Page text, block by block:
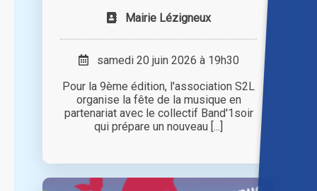
Mairie Lézigneux
samedi 20 juin 2026 à 19h30
Pour la 9ème édition, l'association S2L
organise la fête de la musique en
partenariat avec le collectif Band'1soir
qui prépare un nouveau [...]